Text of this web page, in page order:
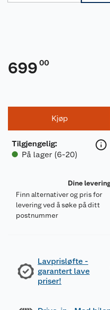
699 00
Kjøp
Tilgjengelig:
På lager (6-20)
Dine
Finn alternativer og pris for
levering ved å søke på ditt
postnummer
Lavprisløfte -
garantert lave
priser!